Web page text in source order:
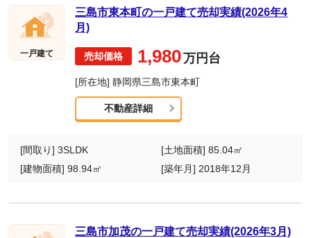
一戸建て
三島市東本町の一戸建て売却実績(2026年4
月)
1,980万円台
[所在地] 静岡県三島市東本町
不動産詳細
[間取り] 3SLDK
[土地面積] 85.04㎡
[建物面積] 98.94㎡
[築年月] 2018年12月
三島市加茂の一戸建て売却実績(2026年3月)